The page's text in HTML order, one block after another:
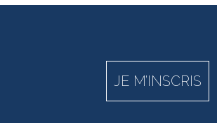
JE M’INSCRIS